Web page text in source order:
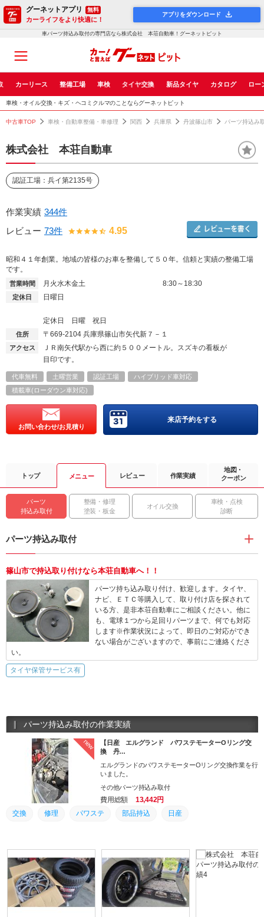
グーネットアプリ 無料
カーライフをより快適に！
アプリをダウンロード
車パーツ持込み取付の専門店なら株式会社 本荘自動車！グーネットピット
カーリース 整備工場 車検 タイヤ交換 新品タイヤ カタログ ロー
車検・オイル交換・キズ・ヘコミクルマのことならグーネットピット
中古車TOP 車検・自動車整備・車修理 関西 兵庫県 丹波篠山市 パーツ持込み
株式会社 本荘自動車
認証工場：兵イ第2135号
作業実績 344件
レビュー 73件 4.95
昭和４１年創業。地域の皆様のお車を整備して５０年。信頼と実績の整備工場
です。
営業時間 月火水木金土 8:30～18:30
定休日 日曜日
定休日 日曜 祝日
住所 〒669-2104 兵庫県篠山市矢代新７－１
アクセス
ＪＲ南矢代駅から西に約５００メートル。スズキの看板が
目印です。
代車無料 土曜営業 認証工場
ハイブリッド車対応
積載車(ローダウン車対応)
お問い合わせ/お見積り
来店予約をする
トップ メニュー レビュー 作業実績
地図・
クーポン
パーツ
持込み取付
整備・修理
塗装・板金
オイル交換
車検・点検
診断
パーツ持込み取付
篠山市で持込取り付けなら本荘自動車へ！！
パーツ持ち込み取り付け、歓迎します。タイヤ、
ナビ、ＥＴＣ等購入して、取り付け店を探されて
いる方、是非本荘自動車にご相談ください。他に
も、電球１つから足回りパーツまで、何でも対応
します※作業状況によって、即日のご対応ができ
ない場合がございますので、事前にご連絡くださ
い。
タイヤ保管サービス有
パーツ持込み取付の作業実績
new
【日産 エルグランド パワステモーターOリング交
換 丹…
エルグランドのパワステモーターOリング交換作業を行
いました。
その他パーツ持込み取付
費用総額
13,442円
交換
修理 パワステ 部品持込 日産